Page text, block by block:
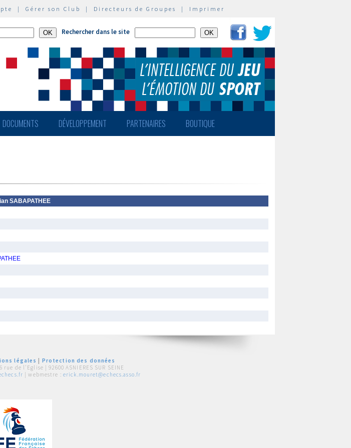
| Gérer son Club | Directeurs de Groupes | Imprimer
Rechercher dans le site
DOCUMENTS DÉVELOPPEMENT PARTENAIRES BOUTIQUE
SABAPATHEE
légales
Protection des données
6 rue de l'Eglise | 92600 ASNIERES SUR SEINE
| webmestre : erick.mouret@echecs.asso.fr